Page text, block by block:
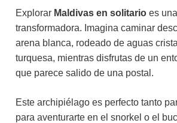
Explorar Maldivas en solitario es
transformadora. Imagina caminar
arena blanca, rodeado de aguas
turquesa, mientras disfrutas de un
que parece salido de una postal.
Este archipiélago es perfecto tanto
para aventurarte en el snorkel o el